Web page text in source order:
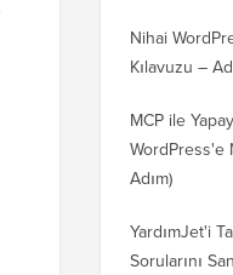
Nihai
Kılavuzu –
MCP ile
WordPress'e
Adım)
YardımJet'i
Sorularını